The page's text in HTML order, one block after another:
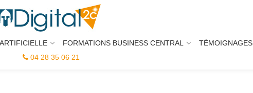
FORMATIONS BUSINESS CENTRAL TÉMOIGNAGES
04 28 35 06 21